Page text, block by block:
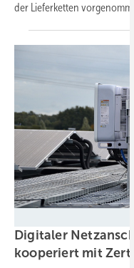
der Lieferketten
Digitaler
kooperiert mit